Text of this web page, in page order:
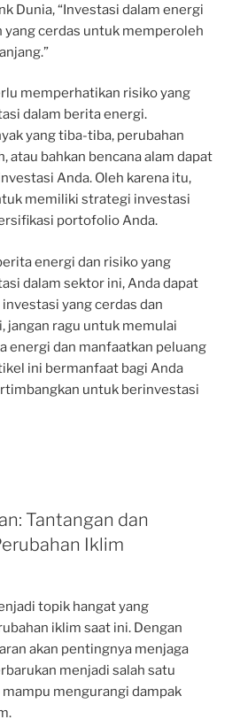
Dunia, “Investasi dalam energi
yang cerdas untuk memperoleh
memperhatikan risiko yang
dalam berita energi.
yang tiba-tiba, perubahan
atau bahkan bencana alam dapat
Anda. Oleh karena itu,
memiliki strategi investasi
portofolio Anda.
energi dan risiko yang
dalam sektor ini, Anda dapat
yang cerdas dan
jangan ragu untuk memulai
energi dan manfaatkan peluang
ini bermanfaat bagi Anda
untuk berinvestasi
Tantangan dan
Iklim
topik hangat yang
iklim saat ini. Dengan
akan pentingnya menjaga
menjadi salah satu
mengurangi dampak